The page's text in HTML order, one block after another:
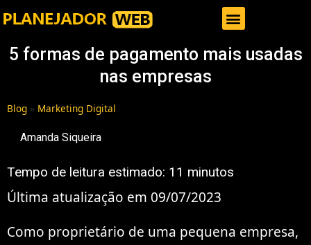
5 formas de pagamento mais usadas
nas empresas
Blog » Marketing Digital
Amanda Siqueira
Tempo de leitura estimado: 11 minutos
Última atualização em 09/07/2023
Como proprietário de uma pequena empresa,